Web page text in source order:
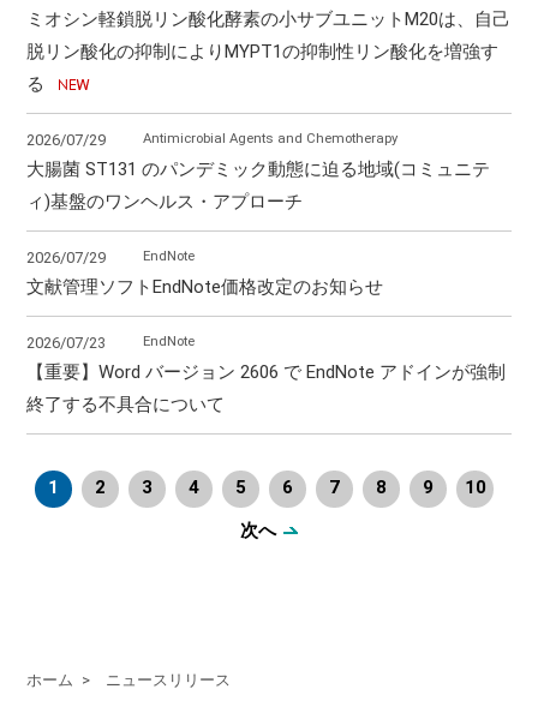
ミオシン軽鎖脱リン酸化酵素の小サブユニットM20は、自己
脱リン酸化の抑制によりMYPT1の抑制性リン酸化を増強す
る
2026/07/29 Antimicrobial Agents and Chemotherapy
大腸菌 ST131 のパンデミック動態に迫る地域(コミュニテ
ィ)基盤のワンヘルス・アプローチ
2026/07/29 EndNote
文献管理ソフトEndNote価格改定のお知らせ
2026/07/23 EndNote
【重要】Word バージョン 2606 で EndNote アドインが強制
終了する不具合について
1 2 3 4 5 6 7 8 9
10
次へ
ホーム > ニュースリリース